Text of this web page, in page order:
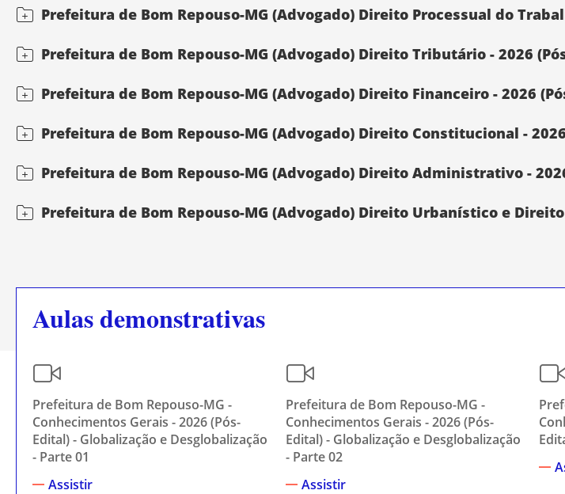
Prefeitura de Bom Repouso-MG (Advogado) Direito Processual do
Prefeitura de Bom Repouso-MG (Advogado) Direito Tributário - 2026
Prefeitura de Bom Repouso-MG (Advogado) Direito Financeiro - 2026
Prefeitura de Bom Repouso-MG (Advogado) Direito Constitucional -
Prefeitura de Bom Repouso-MG (Advogado) Direito Administrativo -
Prefeitura de Bom Repouso-MG (Advogado) Direito Urbanístico e
Aulas demonstrativas
Prefeitura de Bom Repouso-MG -
Conhecimentos Gerais - 2026 (Pós-
Edital) - Globalização e Desglobalização
- Parte 01
Assistir
Prefeitura de Bom Repouso-MG -
Conhecimentos Gerais - 2026 (Pós-
Edital) - Globalização e Desglobalização
- Parte 02
Assistir